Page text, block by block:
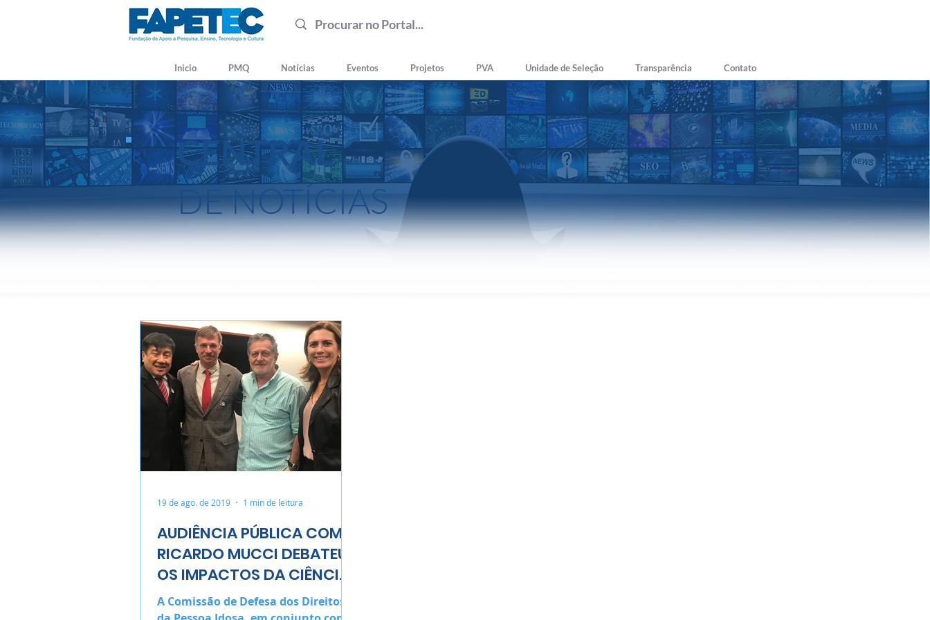
Inicio PMQ Notícias Eventos Projetos PVA Unidade de Seleção Transparência Contato
CENTRAL
DE NOTÍCIAS
AUDIÊNCIA PÚBLICA COM
RICARDO MUCCI DEBATEU
OS IMPACTOS DA CIÊNCIA
NA LONGEVIDADE
A Comissão de Defesa dos Direitos
19 de ago. de 2019 1 min de leitura